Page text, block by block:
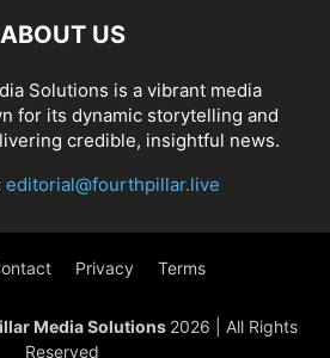
ABOUT US
Solutions is a vibrant media
for its dynamic storytelling and
credible, insightful news.
editorial@fourthpillar.live
Privacy Terms
Media Solutions 2026 | All Rights
Reserved